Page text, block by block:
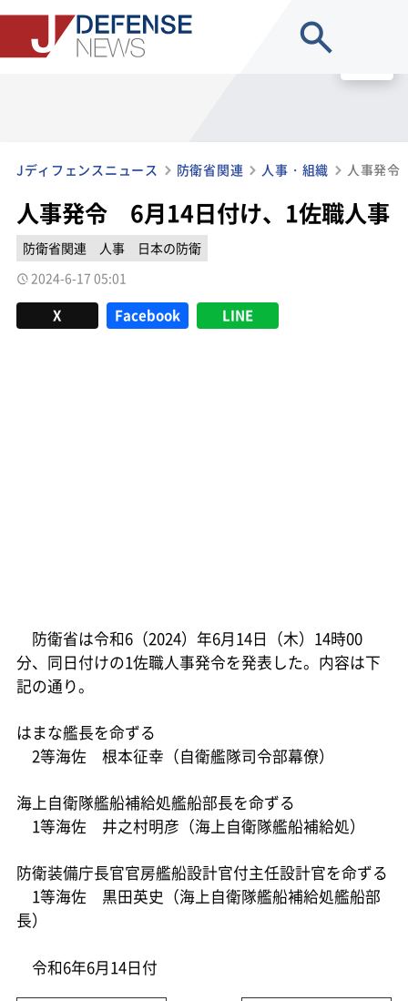
Jディフェンスニュース 防衛省関連 人事・組織 人事発
人事発令 6月14日付け、1佐職人事
防衛省関連 人事
日本の防衛
2024-6-17 05:01
X Facebook LINE
防衛省は令和6（2024）年6月14日（木）14時00
分、同日付けの1佐職人事発令を発表した。内容は下
記の通り。
はまな艦長を命ずる
2等海佐 根本征幸（自衛艦隊司令部幕僚）
海上自衛隊艦船補給処艦船部長を命ずる
1等海佐 井之村明彦（海上自衛隊艦船補給処）
防衛装備庁長官官房艦船設計官付主任設計官を命ずる
1等海佐 黒田英史（海上自衛隊艦船補給処艦船部
長）
令和6年6月14日付